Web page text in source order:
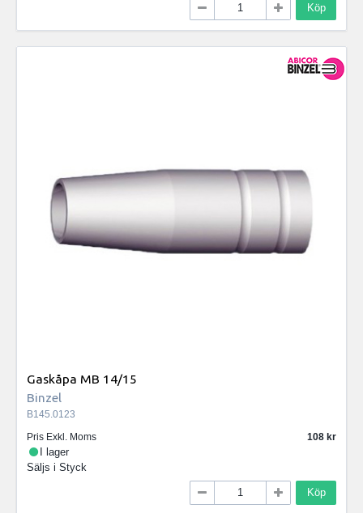
Köp
Gaskåpa MB 14/15
Binzel
B145.0123
Pris Exkl. Moms
108
I lager
Säljs i Styck
Köp